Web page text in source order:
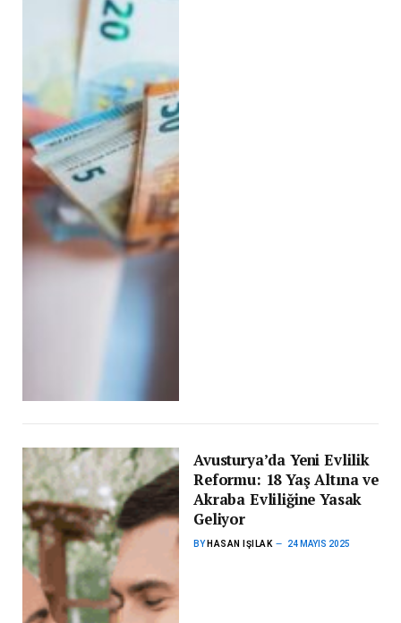
Avusturya’da Yeni Evlilik
Reformu: 18 Yaş Altına ve
Akraba Evliliğine Yasak
Geliyor
BY HASAN IŞILAK 24 MAYIS 2025